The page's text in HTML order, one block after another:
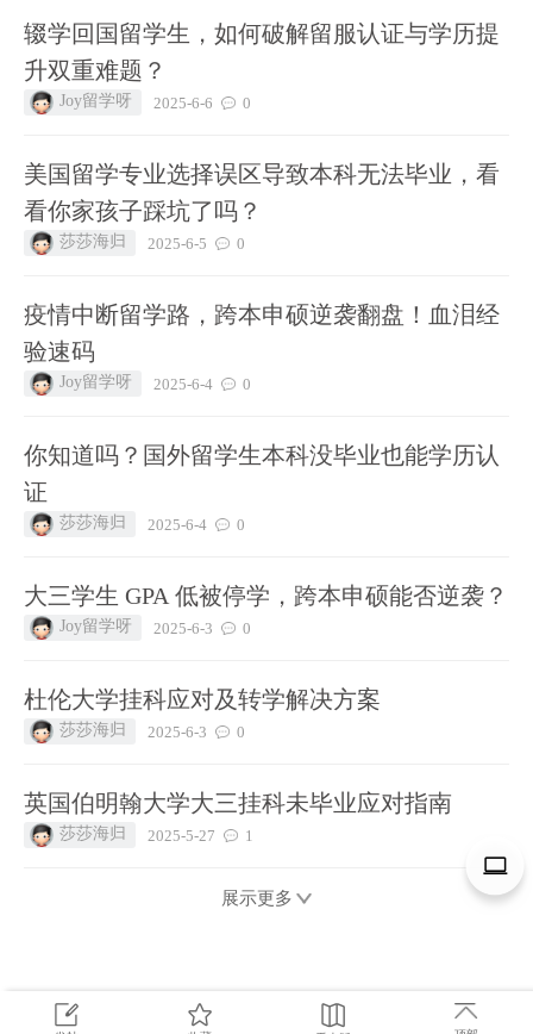
辍学回国留学生，如何破解留服认证与学历提
升双重难题？
Joy留学呀 2025-6-6 0
美国留学专业选择误区导致本科无法毕业，看
看你家孩子踩坑了吗？
莎莎海归 2025-6-5 0
疫情中断留学路，跨本申硕逆袭翻盘！血泪经
验速码
Joy留学呀 2025-6-4 0
你知道吗？国外留学生本科没毕业也能学历认
证
莎莎海归 2025-6-4 0
大三学生 GPA 低被停学，跨本申硕能否逆袭？​
Joy留学呀 2025-6-3 0
杜伦大学挂科应对及转学解决方案
莎莎海归 2025-6-3 0
英国伯明翰大学大三挂科未毕业应对指南
莎莎海归 2025-5-27 1
展示更多